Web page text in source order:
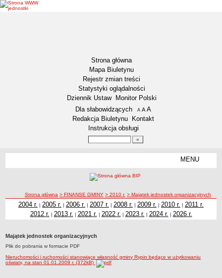
Strona główna
Mapa Biuletynu
Rejestr zmian treści
Statystyki oglądalności
Dziennik Ustaw
Monitor Polski
Menu dodatkowe
Dla słabowidzących A pomniejsz czcionkę
A standardowy rozmiar czcionki
A
Redakcja Biuletynu
Kontakt
Instrukcja obsługi
MENU
Status gminy
Lokalizacja
Insygnia gminy
Dane statystyczne
Zadania publiczne
Związki i stowarzyszenia
ścieżka nawigacji
Strona główna > FINANSE GMINY > 2010 r. > Majątek jednostek organizacyjnych
2004 r. | 2005 r. | 2006 r. | 2007 r. | 2008 r. | 2009 r. | 2010 r. | 2011 r.
2012 r. | 2013 r. | 2021 r. | 2022 r. | 2023 r. | 2024 r. | 2026 r.
Majątek jednostek organizacyjnych
Plik do pobrania w formacie PDF
Nieruchomości i ruchomości stanowiące własność gminy Rypin będące w użytkowaniu
oświaty, na stan 01.01.2009 r. (372kB)